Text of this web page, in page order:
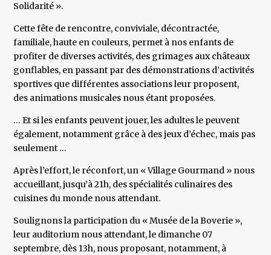
Solidarité ».
Cette fête de rencontre, conviviale, décontractée,
familiale, haute en couleurs, permet à nos enfants de
profiter de diverses activités, des grimages aux châteaux
gonflables, en passant par des démonstrations d’activités
sportives que différentes associations leur proposent,
des animations musicales nous étant proposées.
… Et si les enfants peuvent jouer, les adultes le peuvent
également, notamment grâce à des jeux d’échec, mais pas
seulement …
Après l’effort, le réconfort, un « Village Gourmand » nous
accueillant, jusqu’à 21h, des spécialités culinaires des
cuisines du monde nous attendant.
Soulignons la participation du « Musée de la Boverie »,
leur auditorium nous attendant, le dimanche 07
septembre, dès 13h, nous proposant, notamment, à